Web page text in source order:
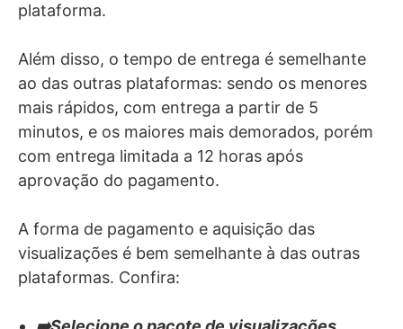
plataforma.
Além disso, o tempo de entrega é semelhante
ao das outras plataformas: sendo os menores
mais rápidos, com entrega a partir de 5
minutos, e os maiores mais demorados, porém
com entrega limitada a 12 horas após
aprovação do pagamento.
A forma de pagamento e aquisição das
visualizações é bem semelhante à das outras
plataformas. Confira: